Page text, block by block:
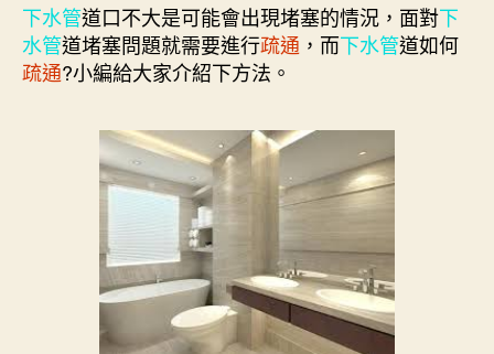
下水管道口不大是可能會出現堵塞的情況，面對下
水管道堵塞問題就需要進行疏通 ，而下水管道如何
疏通?小編給大家介紹下方法。